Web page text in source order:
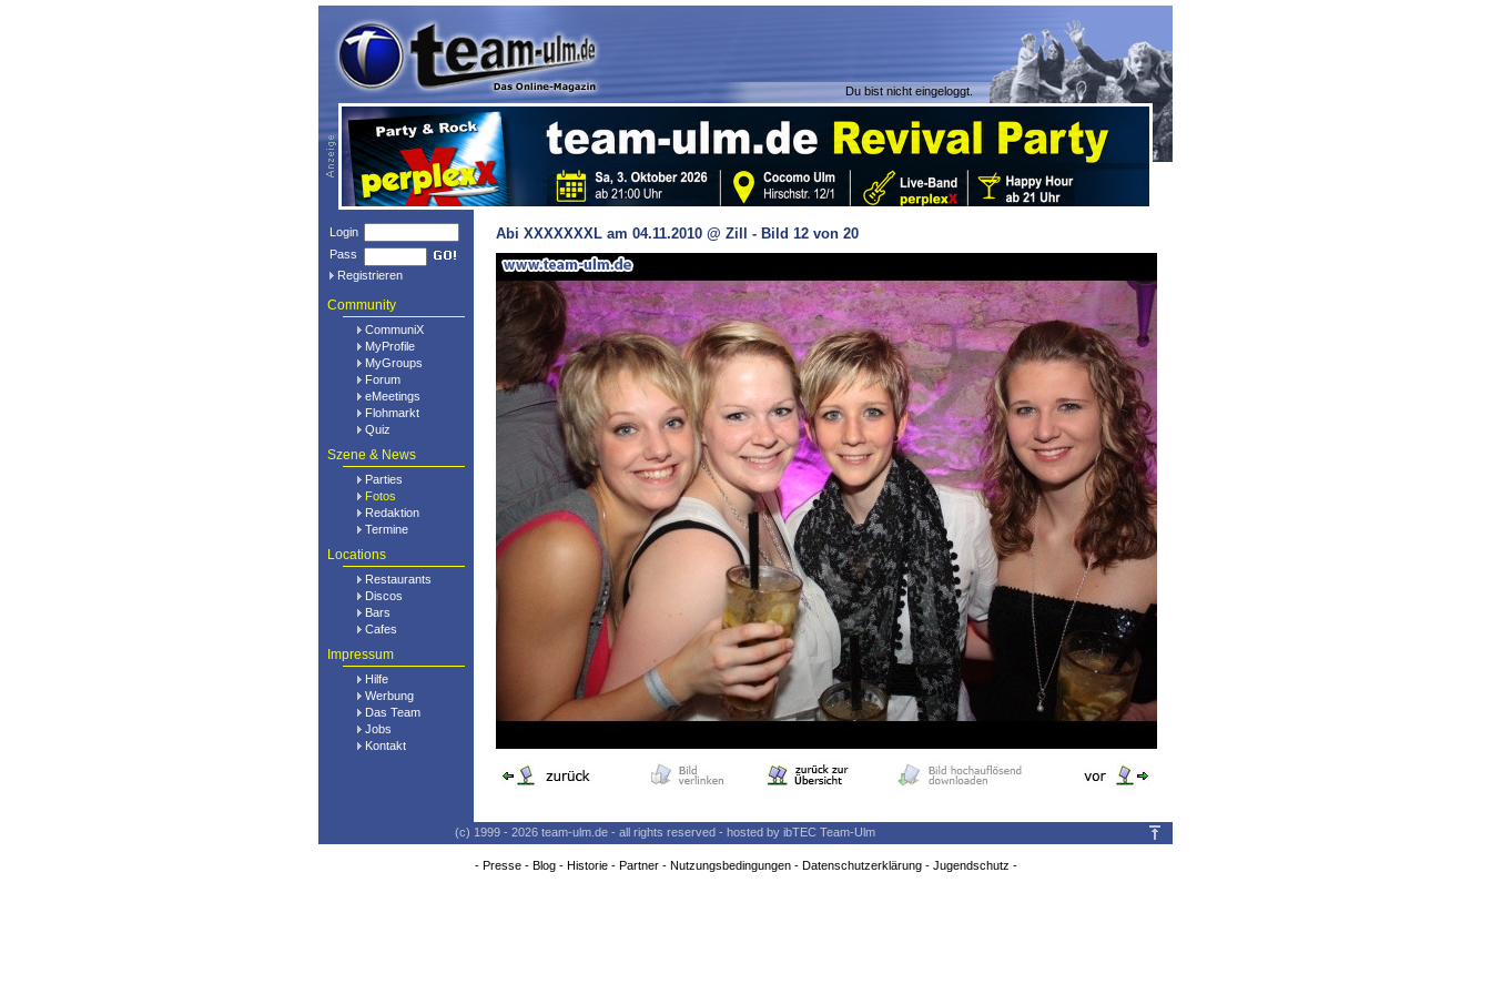
Du bist nicht eingeloggt.
Login
Pass
Registrieren
Community
CommuniX
MyProfile
MyGroups
Forum
eMeetings
Flohmarkt
Quiz
Szene & News
Parties
Fotos
Redaktion
Termine
Locations
Restaurants
Discos
Bars
Cafes
Impressum
Hilfe
Werbung
Das Team
Jobs
Kontakt
Abi XXXXXXXL am 04.11.2010 @ Zill - Bild 12 von 20
(c) 1999 - 2026 team-ulm.de - all rights reserved - hosted by ibTEC Team-Ulm
- Presse- Blog- Historie- Partner- Nutzungsbedingungen- Datenschutzerklärung- Jugendschutz -